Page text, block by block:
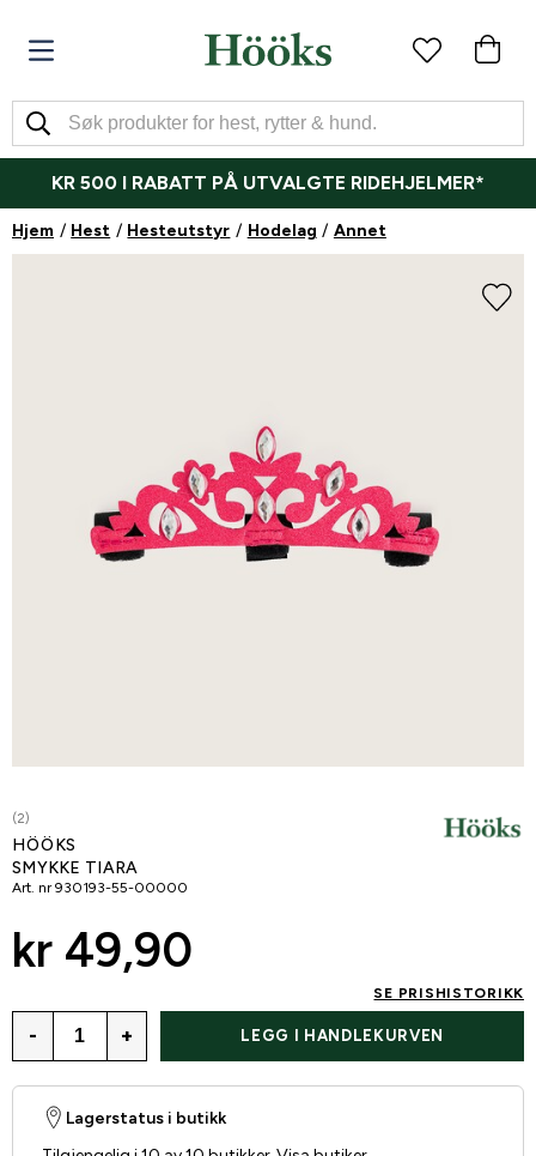
KR 500 I RABATT PÅ UTVALGTE RIDEHJELMER*
Hjem Hest Hesteutstyr Hodelag Annet
(2)
HÖÖKS
SMYKKE TIARA
Art. nr 930193-55-00000
kr 49,90
SE PRISHISTORIKK
- + LEGG I HANDLEKURVEN
Lagerstatus i butikk